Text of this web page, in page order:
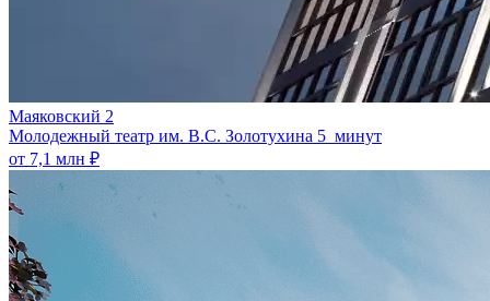
Маяковский 2
Молодежный театр им. В.С. Золотухина 5 минут
от 7,1 млн ₽